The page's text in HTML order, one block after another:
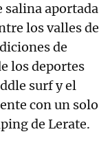
salina aportada
los valles de
de
los deportes
surf y el
con un solo
de Lerate.